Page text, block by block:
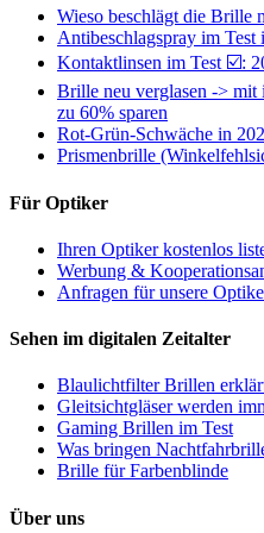
Wieso beschlägt die Brille
Antibeschlagspray im Test
Kontaktlinsen im Test ☑️:
Brille neu verglasen ->
zu 60% sparen
Rot-Grün-Schwäche in
Prismenbrille
Für Optiker
Ihren Optiker kostenlos
Werbung &
Anfragen für unsere
Sehen im digitalen Zeitalter
Blaulichtfilter Brillen
Gleitsichtgläser werden
Gaming Brillen im Test
Was bringen
Brille für Farbenblinde
Über uns